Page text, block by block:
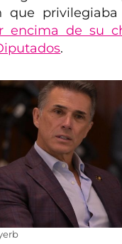
que
encima de su
.